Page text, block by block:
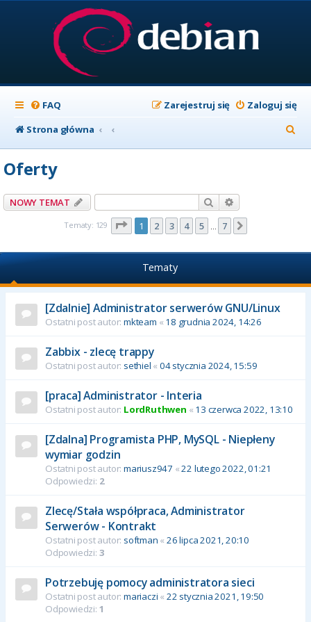
FAQ Zaloguj się
Zarejestruj się
Strona główna
z
Oferty
NOWY TEMAT Szukaj
Tematy: 129 Strona z7
1 2 3 4 5 7
Tematy
[Zdalnie] Administrator serwerów GNU/Linux
Ostatni post autor: mkteam « 18 grudnia 2024, 14:26
Zabbix - zlecę trappy
Ostatni post autor: sethiel «04 stycznia 2024, 15:59
[praca] Administrator - Interia
Ostatni post autor: LordRuthwen « 13 czerwca 2022, 13:10
[Zdalna] Programista PHP, MySQL - Niepłeny
wymiar godzin
Ostatni post autor: mariusz947 «22 lutego 2022, 01:21
Odpowiedzi: 2
Zlecę/Stała współpraca, Administrator
Serwerów - Kontrakt
Ostatni post autor: softman «26 lipca 2021, 20:10
Odpowiedzi: 3
Potrzebuję pomocy administratora sieci
Ostatni post autor: mariaczi « 22 stycznia 2021, 19:50
Odpowiedzi: 1